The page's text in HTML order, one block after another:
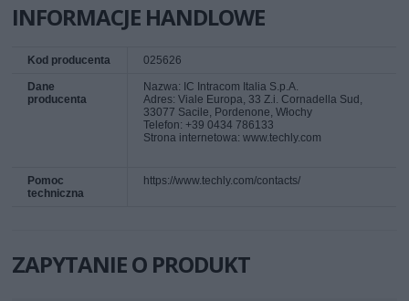
INFORMACJE HANDLOWE
Kod producenta 025626
Dane
producenta
Nazwa: IC Intracom Italia S.p.A.
Adres: Viale Europa, 33 Z.i. Cornadella Sud,
33077 Sacile, Pordenone, Włochy
Telefon: +39 0434 786133
Strona internetowa: www.techly.com
Pomoc
techniczna
https://www.techly.com/contacts/
ZAPYTANIE O PRODUKT